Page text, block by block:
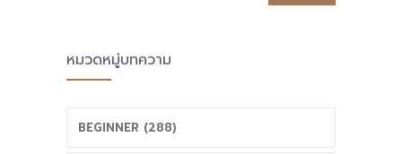
หมวดหมู่บทความ
BEGINNER (288)